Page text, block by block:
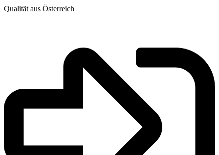
Qualität aus Österreich